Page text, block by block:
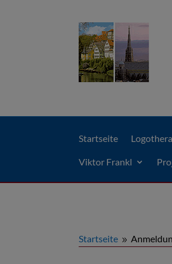
Startseite
Viktor Frankl
Startseite 9